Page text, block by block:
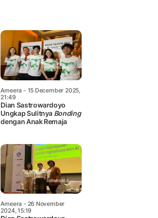
Ameera - 15 December 2025,
21:49
Dian Sastrowardoyo
Ungkap Sulitnya Bonding
dengan Anak Remaja
Ameera - 26 November
2024, 15:19